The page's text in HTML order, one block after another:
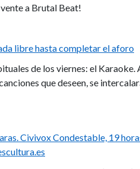
a Brutal Beat!
libre hasta completar el aforo
de los viernes: el Karaoke.
que deseen, se
Civivox Condestable, 19